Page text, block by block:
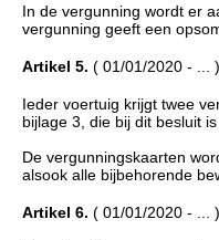
In de vergunning wordt er
vergunning geeft een
Artikel 5. ( 01/01/2020 - ... )
Ieder voertuig krijgt twee
bijlage 3, die bij dit besluit
De vergunningskaarten
alsook alle bijbehorende
Artikel 6. ( 01/01/2020 - ... )